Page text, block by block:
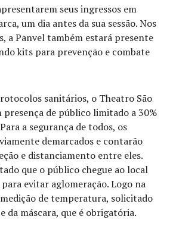
seus ingressos em
um dia antes da sua sessão. Nos
a Panvel também estará presente
kits para prevenção e combate
sanitários, o Theatro São
de público limitado a 30%
a segurança de todos, os
demarcados e contarão
e distanciamento entre eles.
que o público chegue ao local
evitar aglomeração. Logo na
de temperatura, solicitado
da máscara, que é obrigatória.